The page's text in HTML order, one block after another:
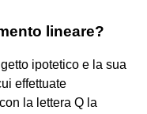
lineare?
ipotetico e la sua
effettuate
la lettera Q la